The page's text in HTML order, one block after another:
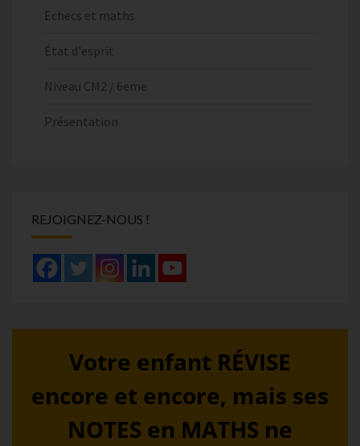
Echecs et maths
État d'esprit
Niveau CM2 / 6eme
Présentation
REJOIGNEZ-NOUS !
Votre enfant RÉVISE
encore et encore, mais ses
NOTES en MATHS ne